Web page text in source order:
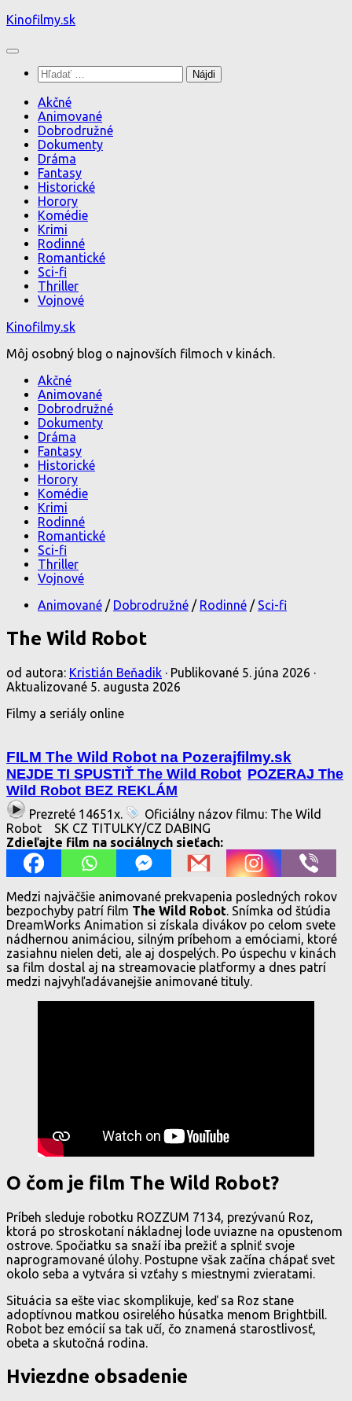
Preskočiť
obsah
Kinofilmy.sk
Hľadať:
Akčné
Animované
Dobrodružné
Dokumenty
Dráma
Fantasy
Historické
Horory
Komédie
Krimi
Rodinné
Romantické
Sci-fi
Thriller
Vojnové
Kinofilmy.sk
Môj osobný blog o najnovších filmoch v kinách.
Akčné
Animované
Dobrodružné
Dokumenty
Dráma
Fantasy
Historické
Horory
Komédie
Krimi
Rodinné
Romantické
Sci-fi
Thriller
Vojnové
Animované / Dobrodružné / Rodinné / Sci-fi
The Wild Robot
od autora: Kristián Beňadik · Publikované 5. júna 2026 ·
Aktualizované 5. augusta 2026
Filmy a seriály online
FILM The Wild Robot na Pozerajfilmy.sk
NEJDE TI SPUSTIŤ The Wild Robot POZERAJ The
Wild Robot BEZ REKLÁM
Prezreté 14651x.
Oficiálny názov filmu: The Wild
Robot
SK CZ TITULKY/CZ DABING
Zdieľajte film na sociálnych sieťach:
Medzi najväčšie animované prekvapenia posledných rokov
bezpochyby patrí film The Wild Robot. Snímka od štúdia
DreamWorks Animation si získala divákov po celom svete
nádhernou animáciou, silným príbehom a emóciami, ktoré
zasiahnu nielen deti, ale aj dospelých. Po úspechu v kinách
sa film dostal aj na streamovacie platformy a dnes patrí
medzi najvyhľadávanejšie animované tituly.
O čom je film The Wild Robot?
Príbeh sleduje robotku ROZZUM 7134, prezývanú Roz,
ktorá po stroskotaní nákladnej lode uviazne na opustenom
ostrove. Spočiatku sa snaží iba prežiť a splniť svoje
naprogramované úlohy. Postupne však začína chápať svet
okolo seba a vytvára si vzťahy s miestnymi zvieratami.
Situácia sa ešte viac skomplikuje, keď sa Roz stane
adoptívnou matkou osirelého húsatka menom Brightbill.
Robot bez emócií sa tak učí, čo znamená starostlivosť,
obeta a skutočná rodina.
Hviezdne obsadenie